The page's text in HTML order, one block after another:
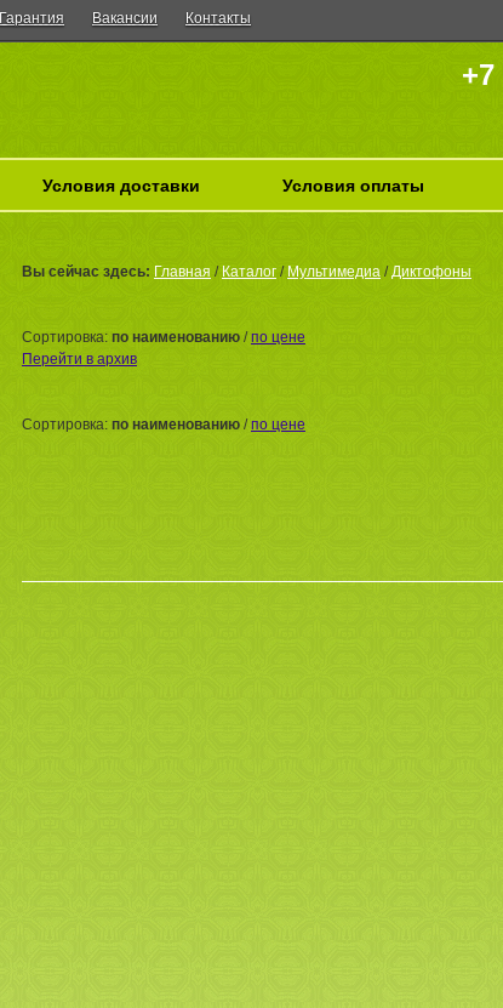
Гарантия Вакансии Контакты
+7
Условия доставки Условия оплаты
Вы сейчас здесь: Главная / Каталог / Мультимедиа /Диктофоны
Сортировка: по наименованию /по цене
Перейти в архив
Сортировка: по наименованию /по цене